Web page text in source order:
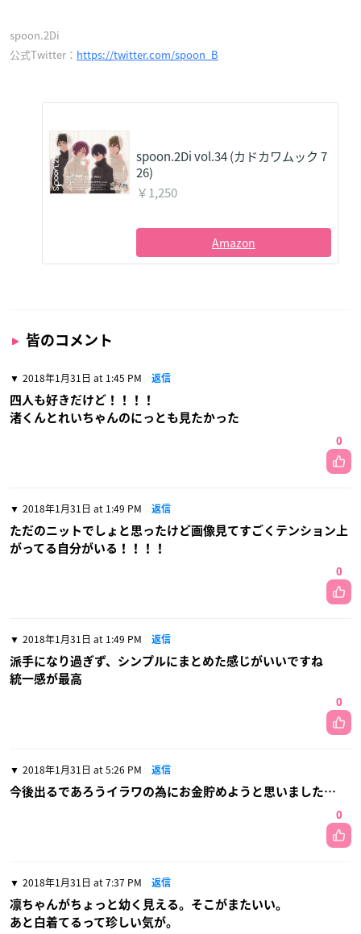
spoon.2Di
公式Twitter： https://twitter.com/spoon_B
spoon.2Di vol.34 (カドカワムック 7
26)
￥1,250
Amazon
皆のコメント
2018年1月31日 at 1:45 PM 返信
四人も好きだけど！！！！
渚くんとれいちゃんのにっとも見たかった
0
2018年1月31日 at 1:49 PM 返信
ただのニットでしょと思ったけど画像見てすごくテンション上
がってる自分がいる！！！！
0
2018年1月31日 at 1:49 PM 返信
派手になり過ぎず、シンプルにまとめた感じがいいですね
統一感が最高
0
2018年1月31日 at 5:26 PM 返信
今後出るであろうイラワの為にお金貯めようと思いました…
0
2018年1月31日 at 7:37 PM 返信
凛ちゃんがちょっと幼く見える。そこがまたいい。
あと白着てるって珍しい気が。